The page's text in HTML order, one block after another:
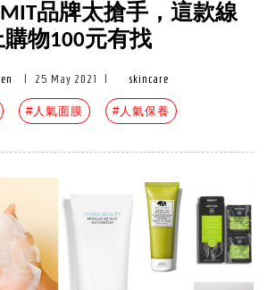
品牌太搶手，這款線
購物100元有找
25 May 2021 skincare
#人氣面膜 #人氣保養